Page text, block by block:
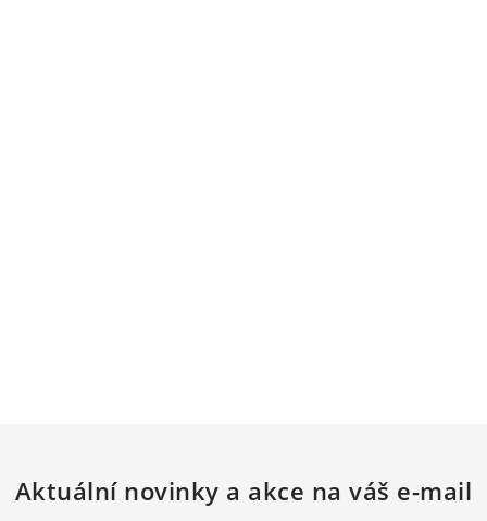
Aktuální novinky a akce na váš e-mail